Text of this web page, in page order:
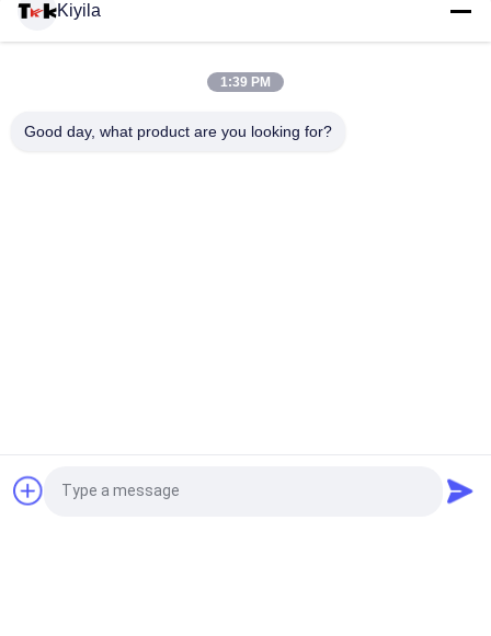
Fluorescent Green Rope Eye Catching Zipper Penarik Karet
Tipis Menengah Tipis Timbul
Label Woven PakaianQuote request suatu
Kiyila
1:39 PM
Good day, what product are you looking for?